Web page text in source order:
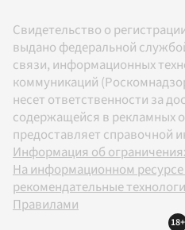
Свидетельство о
выдано федеральной
связи, информационных
коммуникаций
несет ответственности за
содержащейся в рекламных
предоставляет справочной
Информация об
На информационном
рекомендательные
Правилами
18+